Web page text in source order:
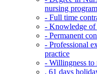
nursing program
- Full time
- Knowledge of
- Permanent
- Professional
practice
- Willingness to
. 61 days